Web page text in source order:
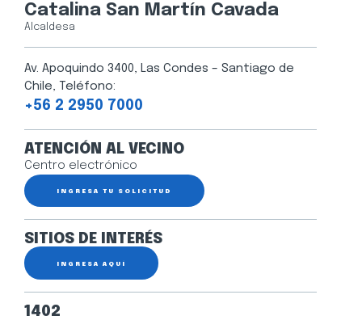
Catalina San Martín Cavada
Alcaldesa
Av. Apoquindo 3400, Las Condes – Santiago de
Chile, Teléfono:
+56 2 2950 7000
ATENCIÓN AL VECINO
Centro electrónico
INGRESA TU SOLICITUD
SITIOS DE INTERÉS
INGRESA AQUÍ
1402